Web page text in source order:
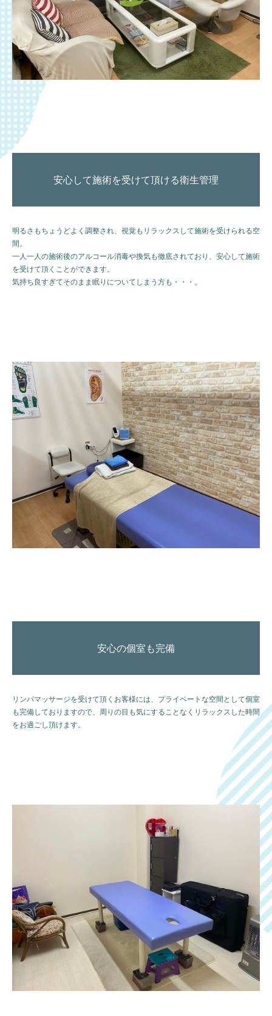
安心して施術を受けて頂ける衛生管理
明るさもちょうどよく調整され、視覚もリラックスして施術を受けられる空
間。
一人一人の施術後のアルコール消毒や換気も徹底されており、安心して施術
を受けて頂くことができます。
気持ち良すぎてそのまま眠りについてしまう方も・・・。
安心の個室も完備
リンパマッサージを受けて頂くお客様には、プライベートな空間として個室
も完備しておりますので、周りの目も気にすることなくリラックスした時間
をお過ごし頂けます。